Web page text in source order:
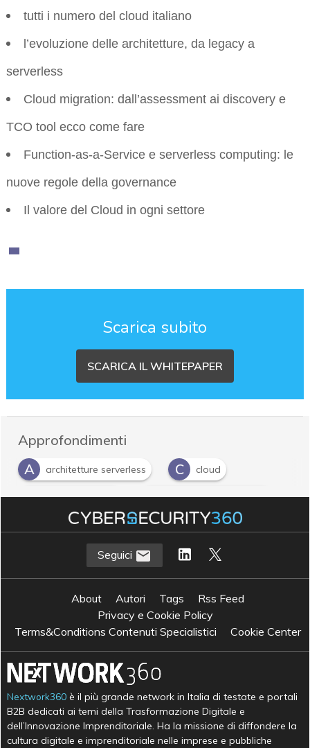
tutti i numero del cloud italiano
l’evoluzione delle architetture, da legacy a
serverless
Cloud migration: dall’assessment ai discovery e
TCO tool ecco come fare
Function-as-a-Service e serverless computing: le
nuove regole della governance
Il valore del Cloud in ogni settore
Scarica subito
SCARICA IL WHITEPAPER
Approfondimenti
A
architetture serverless C cloud
C cloud migration D digital transformation
Function-as-a-Service
NetworkDigital360 Red Reply
S Sicurezza
Seguici
About Autori Tags
Rss Feed
Privacy e Cookie Policy
Terms&Conditions Contenuti Specialistici
Cookie Center
Nextwork360 è il più grande network in Italia di testate e portali
B2B dedicati ai temi della Trasformazione Digitale e
dell’Innovazione Imprenditoriale. Ha la missione di diffondere la
cultura digitale e imprenditoriale nelle imprese e pubbliche